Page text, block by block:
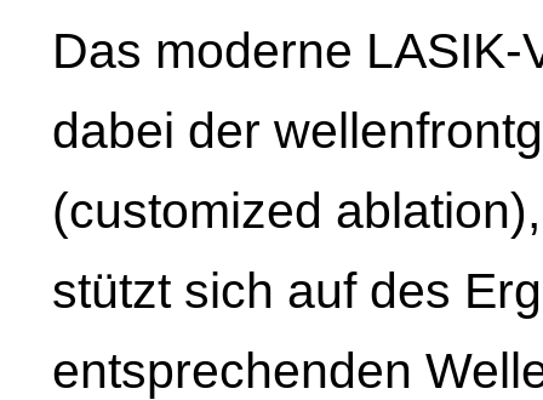
Das moderne
dabei der
(customized
stützt sich auf des
entsprechenden